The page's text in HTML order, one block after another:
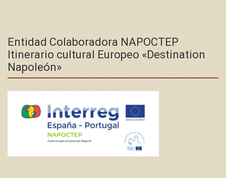
Entidad Colaboradora NAPOCTEP
Itinerario cultural Europeo «Destination
Napoleón»